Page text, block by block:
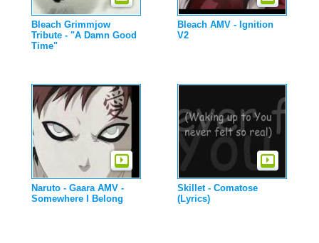
Bleach Grimmjow
Tribute - "A Damn Good
Time"
Bleach AMV - Ignition
V2
Naruto - Gaara AMV -
Somewhere I Belong
Skillet - Comatose
(Lyrics)